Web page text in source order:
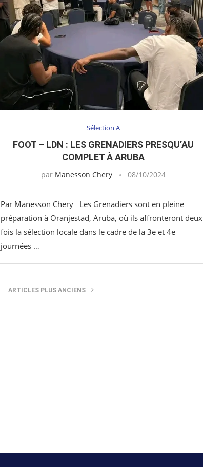
Sélection A
FOOT – LDN : LES GRENADIERS PRESQU’AU
COMPLET À ARUBA
par Manesson Chery 08/10/2024
Par Manesson Chery Les Grenadiers sont en pleine
préparation à Oranjestad, Aruba, où ils affronteront deux
fois la sélection locale dans le cadre de la 3e et 4e
journées …
ARTICLES PLUS ANCIENS